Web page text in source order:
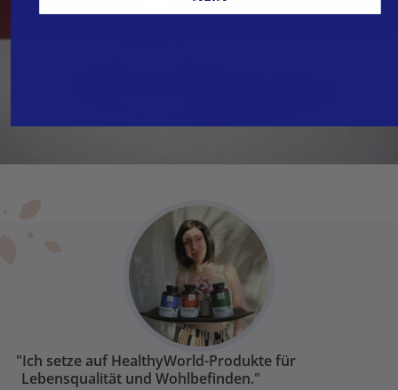
"Ich setze auf HealthyWorld-Produkte für
Lebensqualität und Wohlbefinden."